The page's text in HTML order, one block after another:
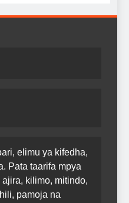
elimu ya kifedha,
Pata taarifa mpya
kilimo, mitindo,
pamoja na